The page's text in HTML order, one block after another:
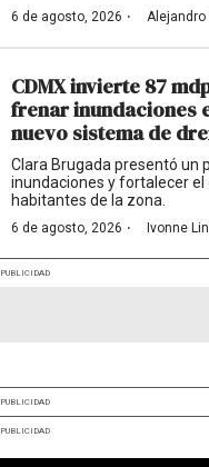
6 de agosto, 2026 · Alejandro
CDMX invierte 87
frenar inundaciones
nuevo sistema de
Clara Brugada presentó un
inundaciones y fortalecer el
habitantes de la zona.
6 de agosto, 2026 · Ivonne
PUBLICIDAD
PUBLICIDAD
PUBLICIDAD